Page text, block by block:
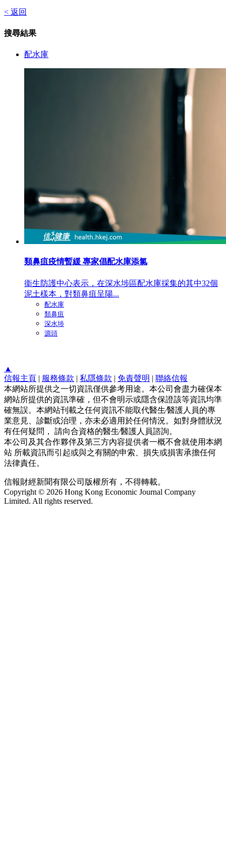
< 返回
搜尋結果
配水庫
類鼻疽疫情暫緩 專家倡配水庫添氯
衞生防護中心表示，在深水埗區配水庫採集的其中32個
泥土樣本，對類鼻疽呈陽...
配水庫
類鼻疽
深水埗
源頭
▲
信報主頁 | 服務條款 | 私隱條款 | 免責聲明 | 聯絡信報
本網站所提供之一切資訊僅供參考用途。本公司會盡力確保本
網站所提供的資訊準確，但不會明示或隱含保證該等資訊均準
確無誤。本網站刊載之任何資訊不能取代醫生∕醫護人員的專
業意見、診斷或治理，亦未必適用於任何情況。如對身體狀況
有任何疑問， 請向合資格的醫生∕醫護人員諮詢。
本公司及其合作夥伴及第三方內容提供者一概不會就使用本網
站 所載資訊而引起或與之有關的申索、損失或損害承擔任何
法律責任。
信報財經新聞有限公司版權所有，不得轉載。
Copyright © 2026 Hong Kong Economic Journal Company
Limited. All rights reserved.